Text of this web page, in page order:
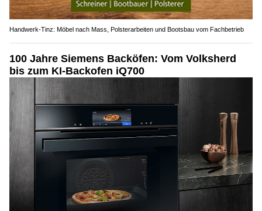
Handwerk-Tinz: Möbel nach Mass, Polsterarbeiten und Bootsbau vom Fachbetrieb
100 Jahre Siemens Backöfen: Vom Volksherd
bis zum KI-Backofen iQ700